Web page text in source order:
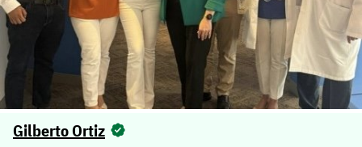
Gilberto Ortiz